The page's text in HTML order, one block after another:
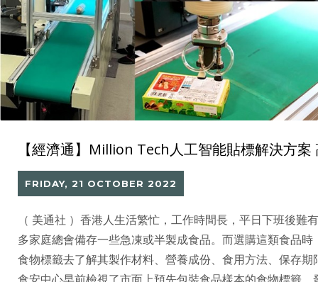
【經濟通】Million Tech人工智能貼標解決方
FRIDAY, 21 OCTOBER 2022
（ 美通社 ）香港人生活繁忙，工作時間長，平日下班後難
多家庭總會備存一些急凍或半製成食品。而選購這類食品
食物標籤去了解其製作材料、營養成份、食用方法、保存
食安中心早前檢視了市面上預先包裝食品樣本的食物標籤